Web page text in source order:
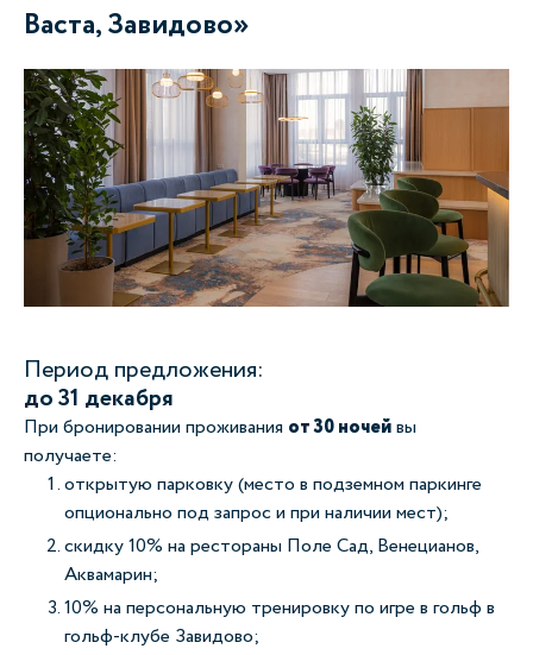
Васта, Завидово»
Период предложения:
до 31 декабря
При бронировании проживания от 30 ночейвы
получаете:
открытую парковку (место в подземном паркинге
опционально под запрос и при наличии мест);
скидку 10% на рестораны Поле Сад, Венецианов,
Аквамарин;
10% на персональную тренировку по игре в гольф в
гольф-клубе Завидово;